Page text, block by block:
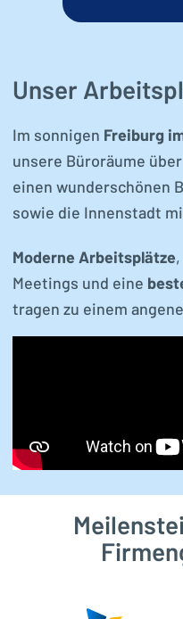
Unser
Im sonnigen Freiburg
unsere Büroräume
einen wunderschönen
sowie die Innenstadt
Moderne Arbeitsplätze
Meetings und eine
tragen zu einem